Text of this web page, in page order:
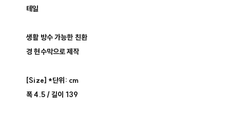
테일
생활 방수 가능한 친환
경 현수막으로 제작
[Size] *단위: cm
폭 4.5 / 길이 139